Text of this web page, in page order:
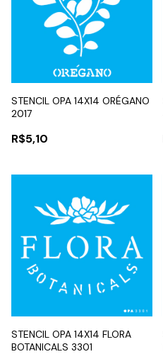
STENCIL OPA 14X14 ORÉGANO
2017
R$5,10
STENCIL OPA 14X14 FLORA
BOTANICALS 3301